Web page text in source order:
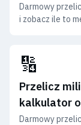
Darmowy
i zobacz ile to
🔢
Przelicz
kalkulator
Darmowy